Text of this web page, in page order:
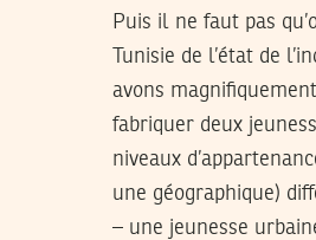
Puis il ne faut pas
Tunisie de l’état de
avons
fabriquer deux
niveaux
une géographique)
– une jeunesse